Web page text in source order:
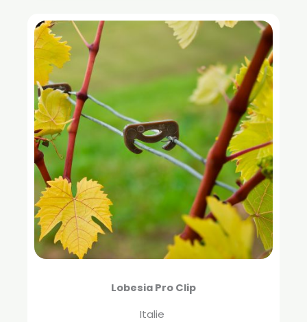
Lobesia Pro Clip
Italie